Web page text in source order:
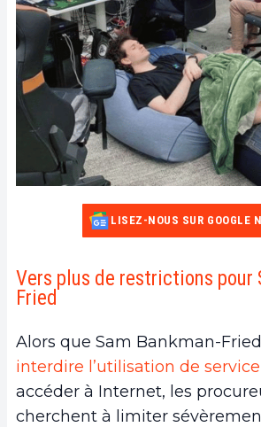
LISEZ-NOUS SUR GOOGLE
Vers plus de restrictions pour
Fried
Alors que Sam Bankman-
interdire l’utilisation de
accéder à Internet, les
cherchent à limiter